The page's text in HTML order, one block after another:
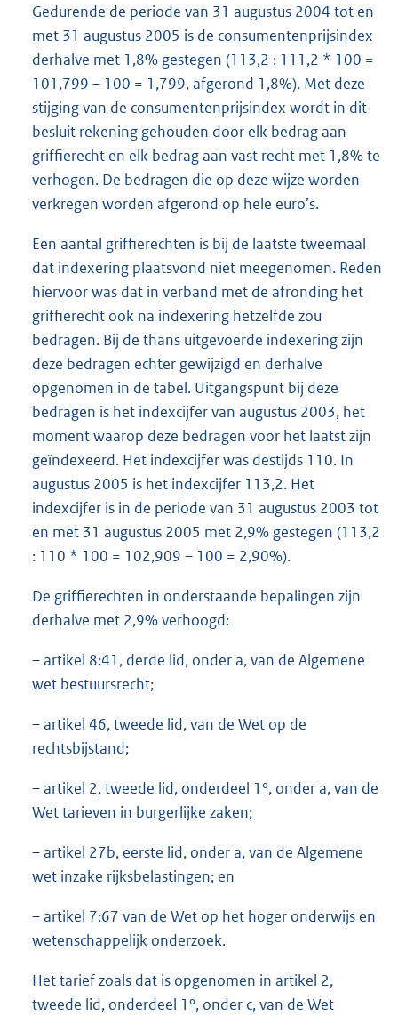
Gedurende de periode van 31 augustus 2004 tot en
met 31 augustus 2005 is de consumentenprijsindex
derhalve met 1,8% gestegen (113,2 : 111,2 * 100 =
101,799 – 100 = 1,799, afgerond 1,8%). Met deze
stijging van de consumentenprijsindex wordt in dit
besluit rekening gehouden door elk bedrag aan
griffierecht en elk bedrag aan vast recht met 1,8% te
verhogen. De bedragen die op deze wijze worden
verkregen worden afgerond op hele euro’s.
Een aantal griffierechten is bij de laatste tweemaal
dat indexering plaatsvond niet meegenomen. Reden
hiervoor was dat in verband met de afronding het
griffierecht ook na indexering hetzelfde zou
bedragen. Bij de thans uitgevoerde indexering zijn
deze bedragen echter gewijzigd en derhalve
opgenomen in de tabel. Uitgangspunt bij deze
bedragen is het indexcijfer van augustus 2003, het
moment waarop deze bedragen voor het laatst zijn
geïndexeerd. Het indexcijfer was destijds 110. In
augustus 2005 is het indexcijfer 113,2. Het
indexcijfer is in de periode van 31 augustus 2003 tot
en met 31 augustus 2005 met 2,9% gestegen (113,2
: 110 * 100 = 102,909 – 100 = 2,90%).
De griffierechten in onderstaande bepalingen zijn
derhalve met 2,9% verhoogd:
– artikel 8:41, derde lid, onder a, van de Algemene
wet bestuursrecht;
– artikel 46, tweede lid, van de Wet op de
rechtsbijstand;
– artikel 2, tweede lid, onderdeel 1°, onder a, van de
Wet tarieven in burgerlijke zaken;
– artikel 27b, eerste lid, onder a, van de Algemene
wet inzake rijksbelastingen; en
– artikel 7:67 van de Wet op het hoger onderwijs en
wetenschappelijk onderzoek.
Het tarief zoals dat is opgenomen in artikel 2,
tweede lid, onderdeel 1°, onder c, van de Wet